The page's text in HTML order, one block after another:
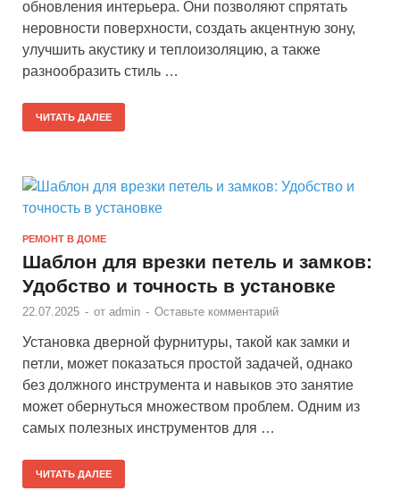
обновления интерьера. Они позволяют спрятать
неровности поверхности, создать акцентную зону,
улучшить акустику и теплоизоляцию, а также
разнообразить стиль …
ЧИТАТЬ ДАЛЕЕ
РЕМОНТ В ДОМЕ
Шаблон для врезки петель и замков:
Удобство и точность в установке
22.07.2025 - от admin - Оставьте комментарий
Установка дверной фурнитуры, такой как замки и
петли, может показаться простой задачей, однако
без должного инструмента и навыков это занятие
может обернуться множеством проблем. Одним из
самых полезных инструментов для …
ЧИТАТЬ ДАЛЕЕ